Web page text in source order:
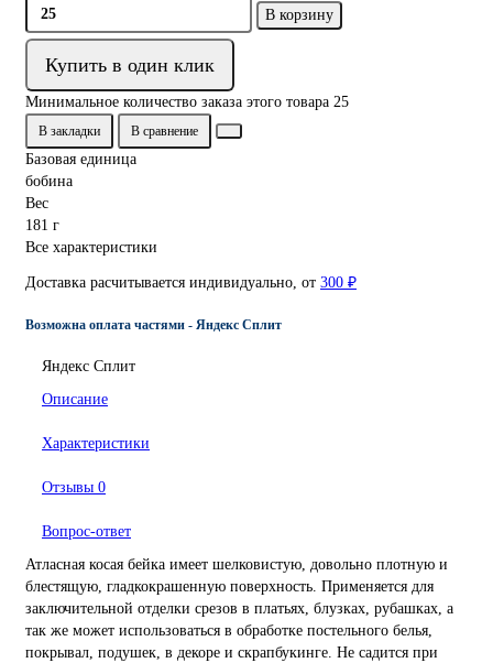
В корзину
Купить в один клик
Минимальное количество заказа этого товара 25
В закладки В сравнение
Базовая единица
бобина
Вес
181 г
Все характеристики
Доставка расчитывается индивидуально, от 300 ₽
Возможна оплата частями - Яндекс Сплит
Яндекс Сплит
Описание
Характеристики
Отзывы 0
Вопрос-ответ
Атласная косая бейка имеет шелковистую, довольно плотную и
блестящую, гладкокрашенную поверхность. Применяется для
заключительной отделки срезов в платьях, блузках, рубашках, а
так же может использоваться в обработке постельного белья,
покрывал, подушек, в декоре и скрапбукинге. Не садится при